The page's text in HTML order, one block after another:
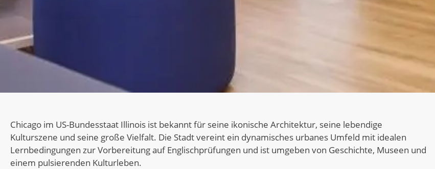
Chicago im US-Bundesstaat Illinois ist bekannt für seine ikonische Architektur, seine lebendige
Kulturszene und seine große Vielfalt. Die Stadt vereint ein dynamisches urbanes Umfeld mit idealen
Lernbedingungen zur Vorbereitung auf Englischprüfungen und ist umgeben von Geschichte, Museen und
einem pulsierenden Kulturleben.